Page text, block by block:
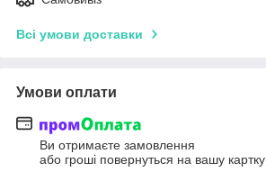
Всі умови доставки
Умови оплати
Ви отримаєте замовлення
або гроші повернуться на вашу картку